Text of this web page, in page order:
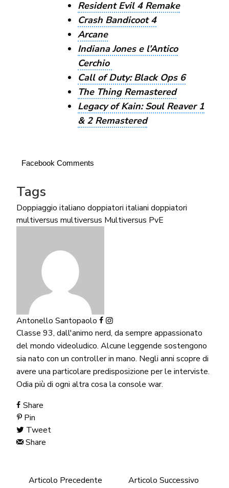
Resident Evil 4 Remake
Crash Bandicoot 4
Arcane
Indiana Jones e l’Antico
Cerchio
Call of Duty: Black Ops 6
The Thing Remastered
Legacy of Kain: Soul Reaver 1
& 2 Remastered
Facebook Comments
Tags
Doppiaggio italiano doppiatori italiani doppiatori
multiversus multiversus Multiversus PvE
Antonello Santopaolo
Classe 93, dall'animo nerd, da sempre appassionato
del mondo videoludico. Alcune leggende sostengono
sia nato con un controller in mano. Negli anni scopre di
avere una particolare predisposizione per le interviste.
Odia più di ogni altra cosa la console war.
Share
Pin
Tweet
Share
Articolo Precedente
Articolo Successivo